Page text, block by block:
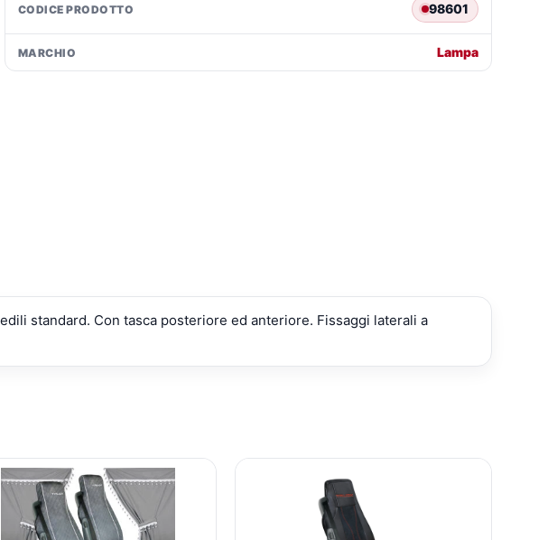
CODICE PRODOTTO 98601
MARCHIO Lampa
standard. Con tasca posteriore ed anteriore. Fissaggi laterali a
IL
PREZZO
ORIGINALE
ERA:
€276,33.
IL
PREZZO
€193,13.
€68,20.